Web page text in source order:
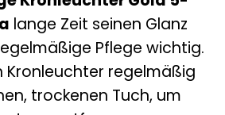
lange Zeit seinen Glanz
Pflege wichtig.
Kronleuchter regelmäßig
trockenen Tuch, um